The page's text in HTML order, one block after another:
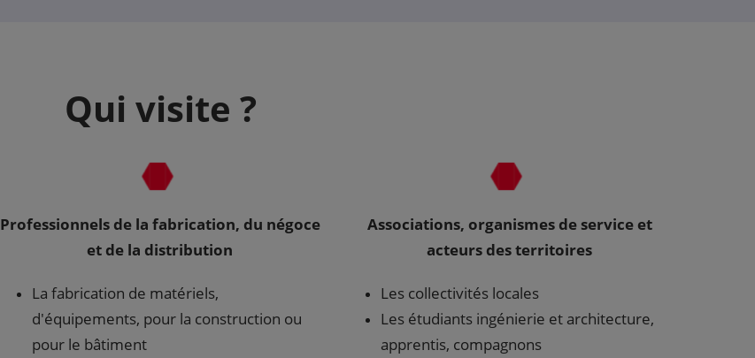
Qui visite ?
Professionnels de la fabrication, du négoce
et de la distribution
La fabrication de matériels,
d'équipements, pour la construction ou
pour le bâtiment
Associations, organismes de service et
acteurs des territoires
Les collectivités locales
Les étudiants ingénierie et architecture,
apprentis, compagnons